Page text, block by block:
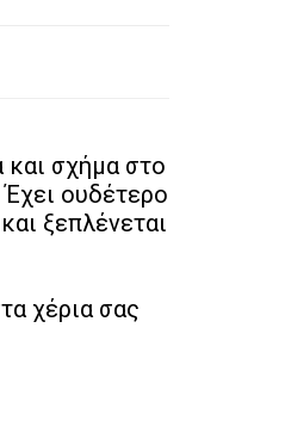
σχήμα στο
ουδέτερο
ξεπλένεται
χέρια σας